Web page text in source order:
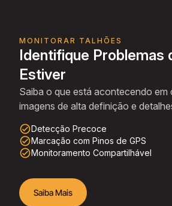
MONITORAR TALHÕES
Identifique Problemas
Estiver
Saiba o que está acontecendo em
imagens de alta definição e
check_circle_outlineDetecção Precoce
check_circle_outlineMarcação com Pinos de GPS
check_circle_outlineMonitoramento Compartilhável
Saiba Mais